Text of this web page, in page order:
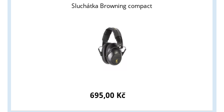
Sluchátka Browning compact
695,00 Kč